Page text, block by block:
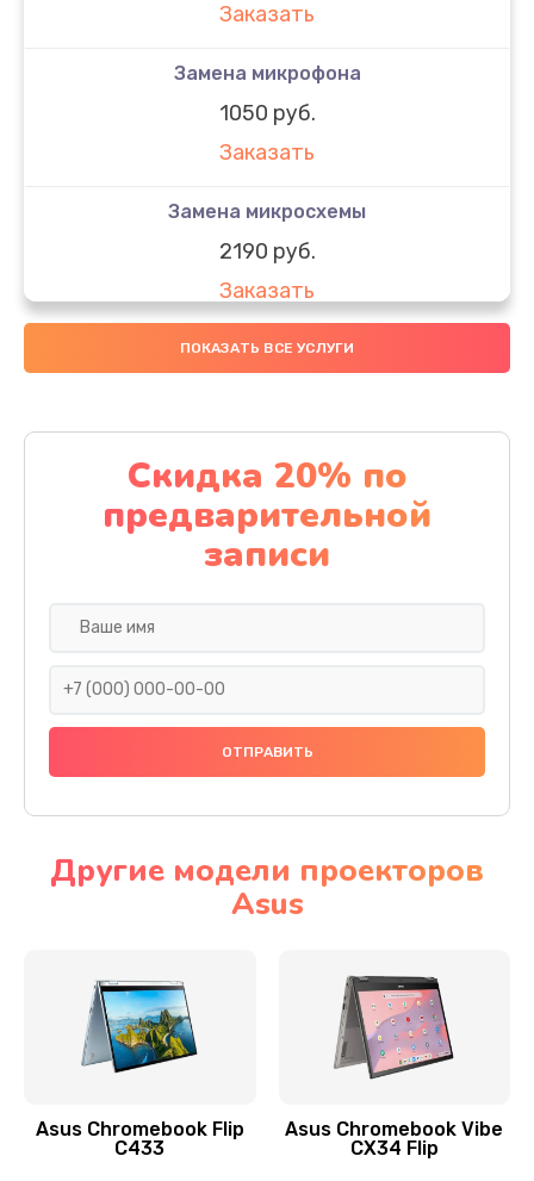
Заказать
Замена микрофона
1050 руб.
Заказать
Замена микросхемы
2190 руб.
Заказать
Замена передней камеры
Заказать
Замена полифонического динамика
390 руб.
Заказать
Сбор/Разбор
Чистка динамика и микрофонов (с разбором)
Замена кнопки Home (домой)
Заказать
ПОКАЗАТЬ ВСЕ УСЛУГИ
Скидка 20% по
предварительной
записи
Другие модели проекторов
Asus
Asus Chromebook Flip
C433
Asus Chromebook Vibe
CX34 Flip